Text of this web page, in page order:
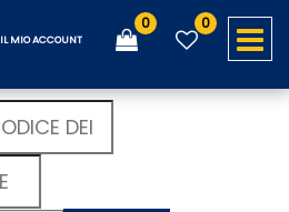
IL MIO ACCOUNT
0 0